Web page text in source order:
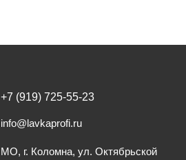
+7 (919) 725-55-23
info@lavkaprofi.ru
МО, г. Коломна, ул. Октябрьской